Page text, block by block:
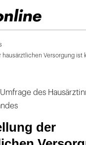
Versorgung ist
des
der